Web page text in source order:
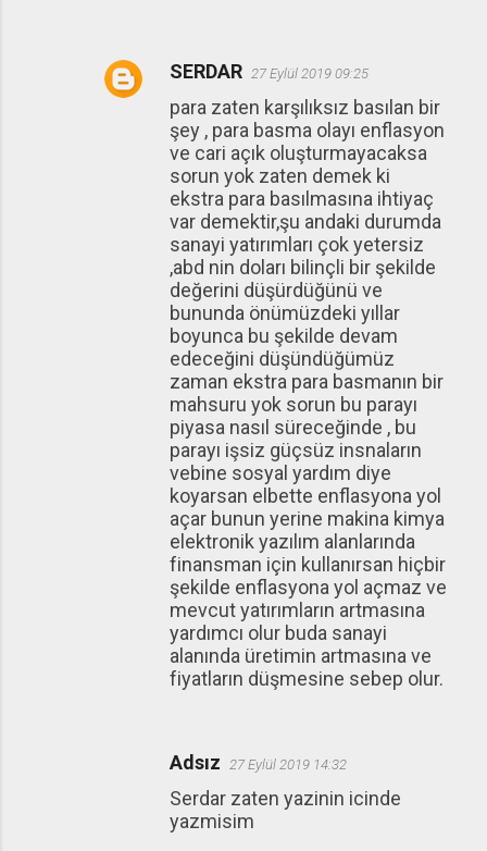
SERDAR 27 Eylül 2019 09:25
para zaten karşılıksız basılan bir
şey , para basma olayı enflasyon
ve cari açık oluşturmayacaksa
sorun yok zaten demek ki
ekstra para basılmasına ihtiyaç
var demektir,şu andaki durumda
sanayi yatırımları çok yetersiz
,abd nin doları bilinçli bir şekilde
değerini düşürdüğünü ve
bununda önümüzdeki yıllar
boyunca bu şekilde devam
edeceğini düşündüğümüz
zaman ekstra para basmanın bir
mahsuru yok sorun bu parayı
piyasa nasıl süreceğinde , bu
parayı işsiz güçsüz insnaların
vebine sosyal yardım diye
koyarsan elbette enflasyona yol
açar bunun yerine makina kimya
elektronik yazılım alanlarında
finansman için kullanırsan hiçbir
şekilde enflasyona yol açmaz ve
mevcut yatırımların artmasına
yardımcı olur buda sanayi
alanında üretimin artmasına ve
fiyatların düşmesine sebep olur.
Adsız 27 Eylül 2019 14:32
Serdar zaten yazinin icinde
yazmisim